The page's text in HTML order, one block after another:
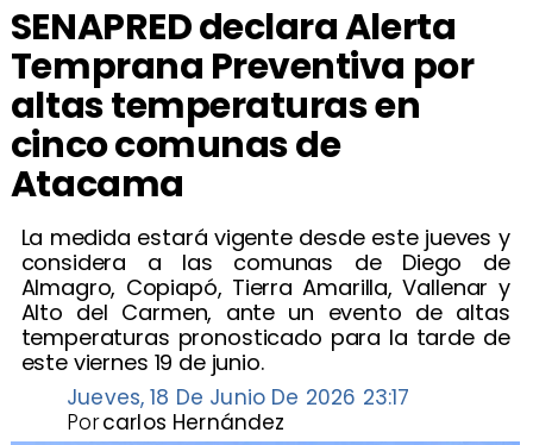
SENAPRED declara Alerta
Temprana Preventiva por
altas temperaturas en
cinco comunas de
Atacama
La medida estará vigente desde este jueves y
considera a las comunas de Diego de
Almagro, Copiapó, Tierra Amarilla, Vallenar y
Alto del Carmen, ante un evento de altas
temperaturas pronosticado para la tarde de
este viernes 19 de junio.
Jueves, 18 De Junio De 2026 23:17
carlos Hernández
Por